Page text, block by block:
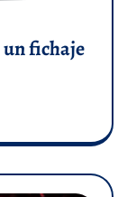
fichaje